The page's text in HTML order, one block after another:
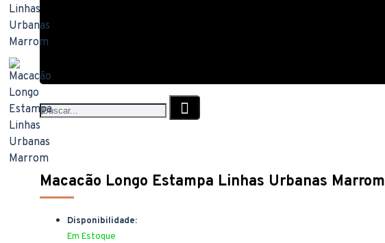
Macacão Longo Estampa Linhas Urbanas Marrom
Disponibilidade:
Em Estoque